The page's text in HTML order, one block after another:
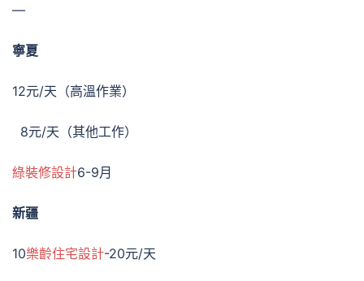
—
寧夏
12元/天（高溫作業）
8元/天（其他工作）
綠裝修設計6-9月
新疆
10樂齡住宅設計-20元/天